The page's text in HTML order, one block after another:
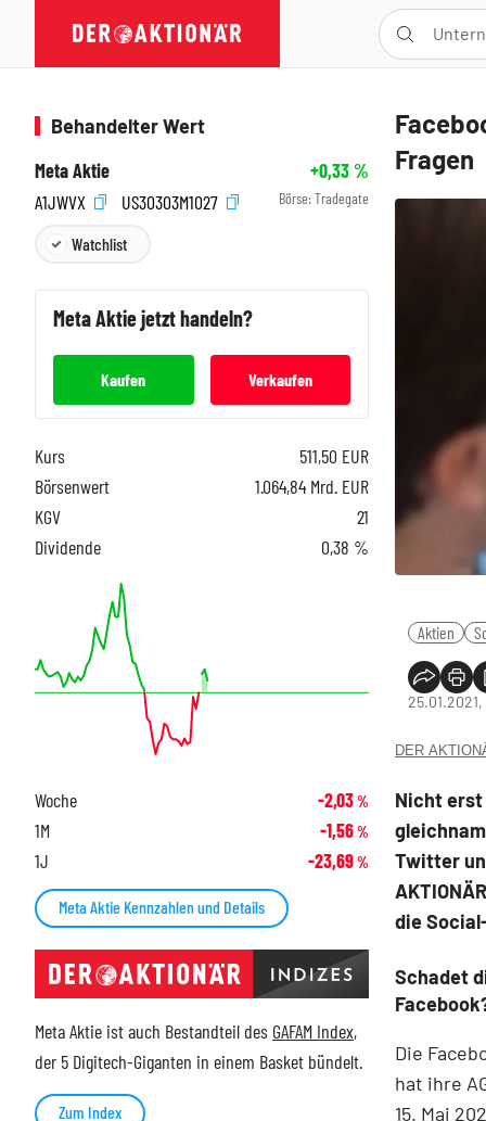
Fragen
Aktien
25.01.2021,
DER
Nicht erst
Twitter
die
Schadet
Die
hat ihre
15. Mai
Behandelter Wert
Meta Aktie
+0,33%
A1JWVX
US30303M1027 Börse: Tradegate
Watchlist
MetaAktie jetzt handeln?
Kaufen Verkaufen
Kurs 511,50 EUR
Börsenwert
1.064,84 Mrd. EUR
KGV
21
Dividende
0,38 %
Woche -2,03%
1M -1,56%
1J -23,69%
Meta Aktie Kennzahlen und Details
Meta Aktie ist auch Bestandteil des GAFAM Index,
der 5 Digitech-Giganten in einem Basket bündelt.
Zum Index